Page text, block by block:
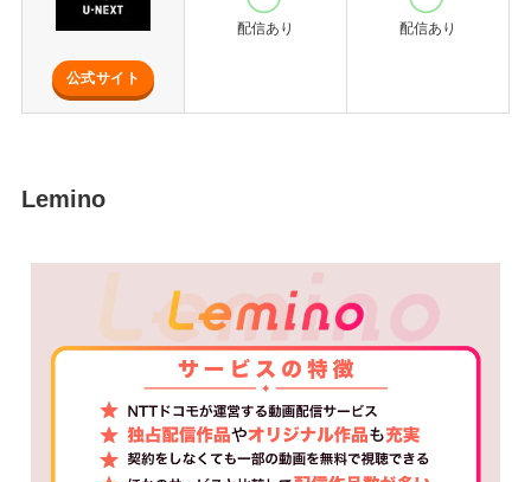
公式サイト
配信あり 配信あり
Lemino